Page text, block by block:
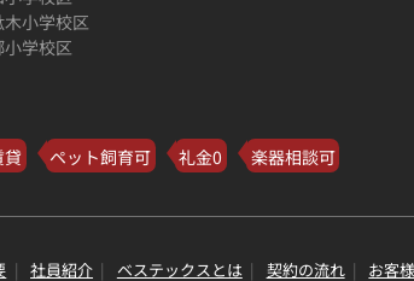
木小学校区
小学校区
貸 ペット飼育可 礼金0 楽器相談可
社員紹介 ベステックスとは 契約の流れ お客